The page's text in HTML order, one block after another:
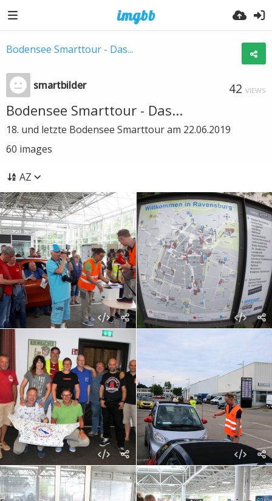
Bodensee Smarttour - Das...
smartbilder 42 VIEWS
Bodensee Smarttour - Das...
18. und letzte Bodensee Smarttour am 22.06.2019
60 images
AZ